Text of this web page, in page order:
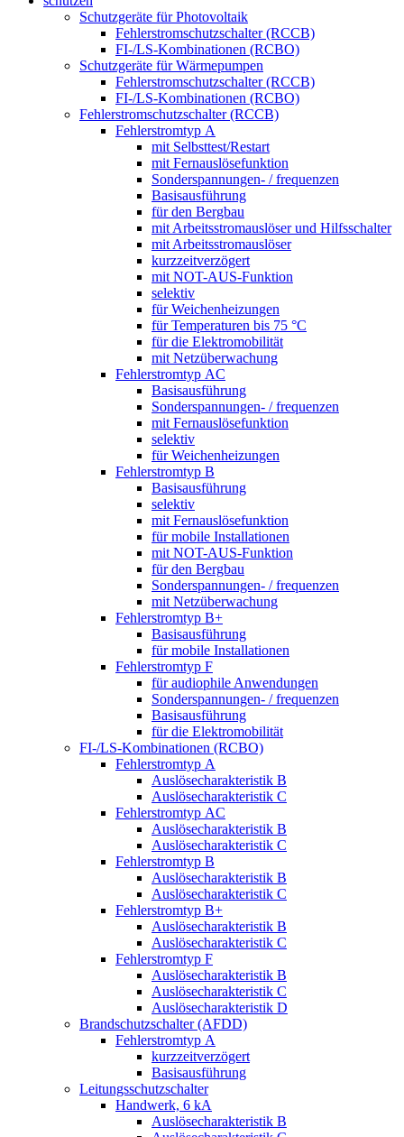
Schutzgeräte für Photovoltaik
Fehlerstromschutzschalter (RCCB)
FI-/LS-Kombinationen (RCBO)
Schutzgeräte für Wärmepumpen
Fehlerstromschutzschalter (RCCB)
FI-/LS-Kombinationen (RCBO)
Fehlerstromschutzschalter (RCCB)
Fehlerstromtyp A
mit Selbsttest/Restart
mit Fernauslösefunktion
Sonderspannungen- / frequenzen
Basisausführung
für den Bergbau
mit Arbeitsstromauslöser und Hilfsschalter
mit Arbeitsstromauslöser
kurzzeitverzögert
mit NOT-AUS-Funktion
selektiv
für Weichenheizungen
für Temperaturen bis 75 °C
für die Elektromobilität
mit Netzüberwachung
Fehlerstromtyp AC
Basisausführung
Sonderspannungen- / frequenzen
mit Fernauslösefunktion
selektiv
für Weichenheizungen
Fehlerstromtyp B
Basisausführung
selektiv
mit Fernauslösefunktion
für mobile Installationen
mit NOT-AUS-Funktion
für den Bergbau
Sonderspannungen- / frequenzen
mit Netzüberwachung
Fehlerstromtyp B+
Basisausführung
für mobile Installationen
Fehlerstromtyp F
für audiophile Anwendungen
Sonderspannungen- / frequenzen
Basisausführung
für die Elektromobilität
FI-/LS-Kombinationen (RCBO)
Fehlerstromtyp A
Auslösecharakteristik B
Auslösecharakteristik C
Fehlerstromtyp AC
Auslösecharakteristik B
Auslösecharakteristik C
Fehlerstromtyp B
Auslösecharakteristik B
Auslösecharakteristik C
Fehlerstromtyp B+
Auslösecharakteristik B
Auslösecharakteristik C
Fehlerstromtyp F
Auslösecharakteristik B
Auslösecharakteristik C
Auslösecharakteristik D
Brandschutzschalter (AFDD)
Fehlerstromtyp A
kurzzeitverzögert
Basisausführung
Leitungsschutzschalter
Handwerk, 6 kA
Auslösecharakteristik B